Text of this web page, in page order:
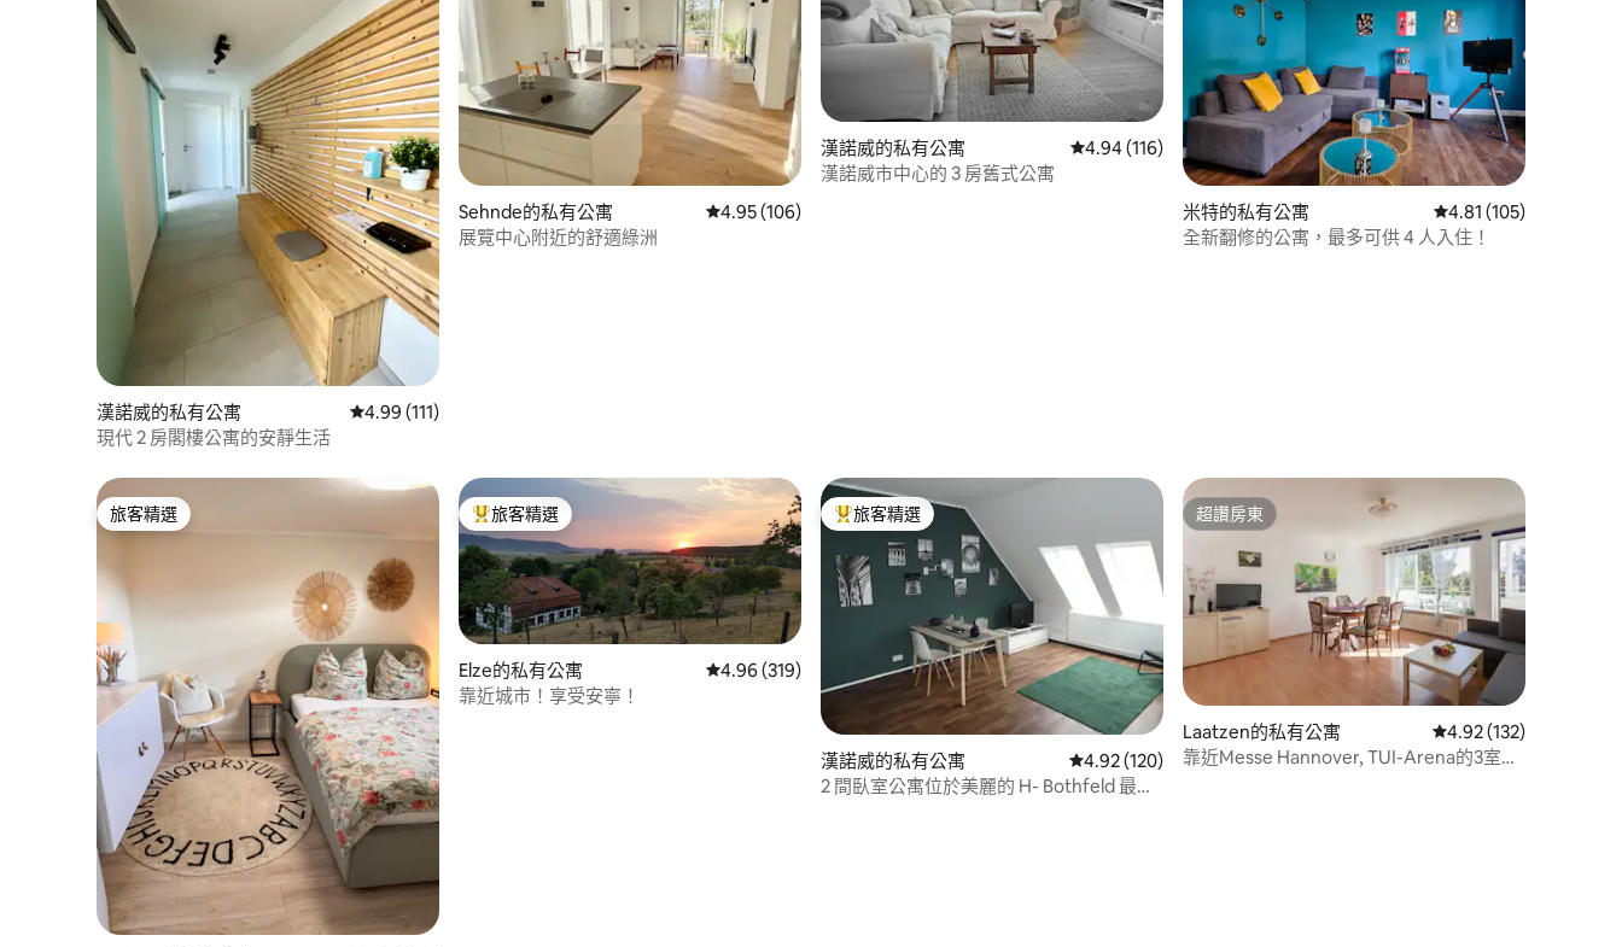
漢諾威的私有公寓 從 111 則評價中獲得 4.99 的平均評分（滿分 5 分）
4.99 (111)
現代 2 房閣樓公寓的安靜生活
Sehnde的私有公寓 從 106 則評價中獲得 4.95 的平均評分（滿分 5 分）
4.95 (106)
展覽中心附近的舒適綠洲
漢諾威的私有公寓 從 116 則評價中獲得 4.94 的平均評分（滿分 5 分）
4.94 (116)
漢諾威市中心的 3 房舊式公寓
米特的私有公寓 從 105 則評價中獲得
4.81 (105)
全新翻修的公寓，最多可供 4 人入住！
旅客精選
旅客精選 旅客精選榜首
旅客精選
Elze的私有公寓 從 319 則評價中獲得 4.96 的平均評分（滿分 5 分）
4.96 (319)
靠近城市！享受安寧！
旅客精選榜首
旅客精選
漢諾威的私有公寓 從 120 則評價中獲得 4.92 的平均評分（滿分 5 分）
4.92 (120)
2 間臥室公寓位於美麗的 H- Bothfeld 最多
超讚房東
超讚房東
Laatzen的私有公寓 從 132 則評價中獲得
4.92 (132)
靠近Messe Hannover, TUI-Arena的3室公